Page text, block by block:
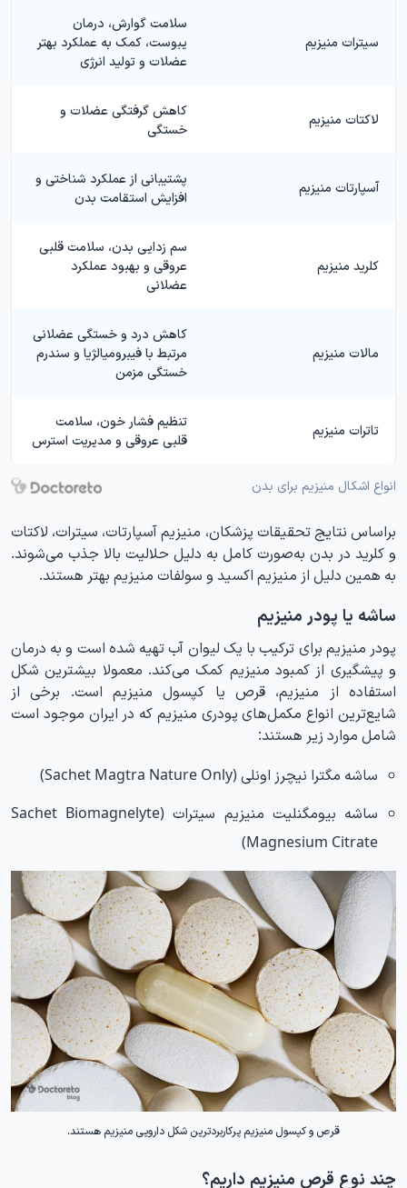
سیترات منیزیم
سلامت گوارش، درمان
یبوست، کمک به عملکرد بهتر
عضلات و تولید انرژی
لاکتات منیزیم
کاهش گرفتگی عضلات و
خستگی
آسپارتات منیزیم
پشتیبانی از عملکرد شناختی و
افزایش استقامت بدن
کلرید منیزیم
سم زدایی بدن، سلامت قلبی
عروقی و بهبود عملکرد
عضلانی
مالات منیزیم
کاهش درد و خستگی عضلانی
مرتبط با فیبرومیالژیا و سندرم
خستگی مزمن
تاترات منیزیم
تنظیم فشار خون، سلامت
قلبی عروقی و مدیریت استرس
انواع اشکال منیزیم برای بدن
براساس نتایج تحقیقات پزشکان، منیزیم آسپارتات، سیترات، لاکتات
و کلرید در بدن به‌صورت کامل به دلیل حلالیت بالا جذب می‌شوند.
به همین دلیل از منیزیم اکسید و سولفات منیزیم بهتر هستند.
ساشه یا پودر منیزیم
پودر منیزیم برای ترکیب با یک لیوان آب تهیه شده است و به درمان
و پیشگیری از کمبود منیزیم کمک می‌کند. معمولا بیشترین شکل
استفاده از منیزیم، قرص یا کپسول منیزیم است. برخی از
شایع‌ترین انواع مکمل‌های پودری منیزیم که در ایران موجود است
شامل موارد زیر هستند:
ساشه مگترا نیچرز اونلی (Sachet Magtra Nature Only)
ساشه بیومگنلیت منیزیم سیترات (Sachet Biomagnelyte
Magnesium Citrate)
قرص و کپسول منیزیم پرکاربردترین شکل دارویی منیزیم هستند.
چند نوع قرص منیزیم داریم؟